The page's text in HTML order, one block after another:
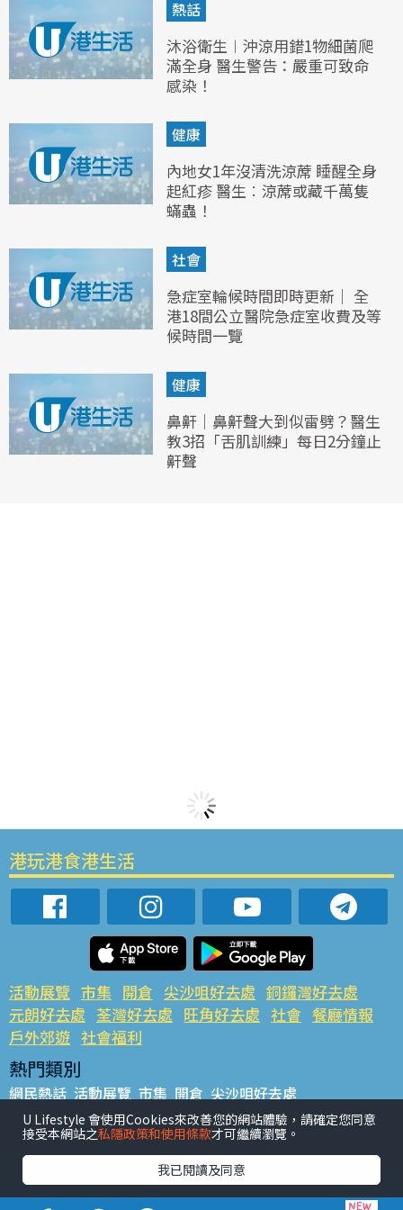
熱話
沐浴衛生︱沖涼用錯1物細菌爬
滿全身 醫生警告：嚴重可致命
感染！
健康
內地女1年沒清洗涼蓆 睡醒全身
起紅疹 醫生︰涼蓆或藏千萬隻
蟎蟲！
社會
急症室輪候時間即時更新｜ 全
港18間公立醫院急症室收費及等
候時間一覽
健康
鼻鼾｜鼻鼾聲大到似雷劈？醫生
教3招「舌肌訓練」每日2分鐘止
鼾聲
港玩港食港生活
活動展覽 市集 開倉 尖沙咀好去處 銅鑼灣好去處
元朗好去處 荃灣好去處 旺角好去處 社會 餐廳情報
戶外郊遊 社會福利
熱門類別
網民熱話 活動展覽 市集 開倉 尖沙咀好去處
銅鑼灣好去處 元朗好去處 荃灣好去處 旺角好去處 社會
餐廳情報 戶外郊遊
熱門標籤
#UGO搵好去處 #人氣活動推介 #美食社群熱話
U Lifestyle 會使用Cookies來改善您的網站體驗，請確定您同意
接受本網站之私隱政策和使用條款才可繼續瀏覽。
我已閱讀及同意